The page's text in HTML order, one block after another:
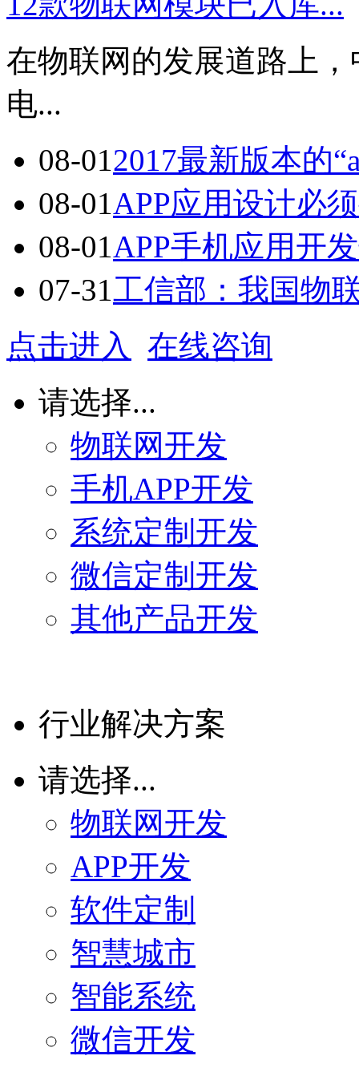
在物联网的发展道路上
电...
08-012017最新版本的
08-01APP应用设计必
08-01APP手机应用开
07-31工信部：我国物
点击进入
在线咨询
请选择...
物联网开发
手机APP开发
系统定制开发
微信定制开发
其他产品开发
行业解决方案
请选择...
物联网开发
APP开发
软件定制
智慧城市
智能系统
微信开发